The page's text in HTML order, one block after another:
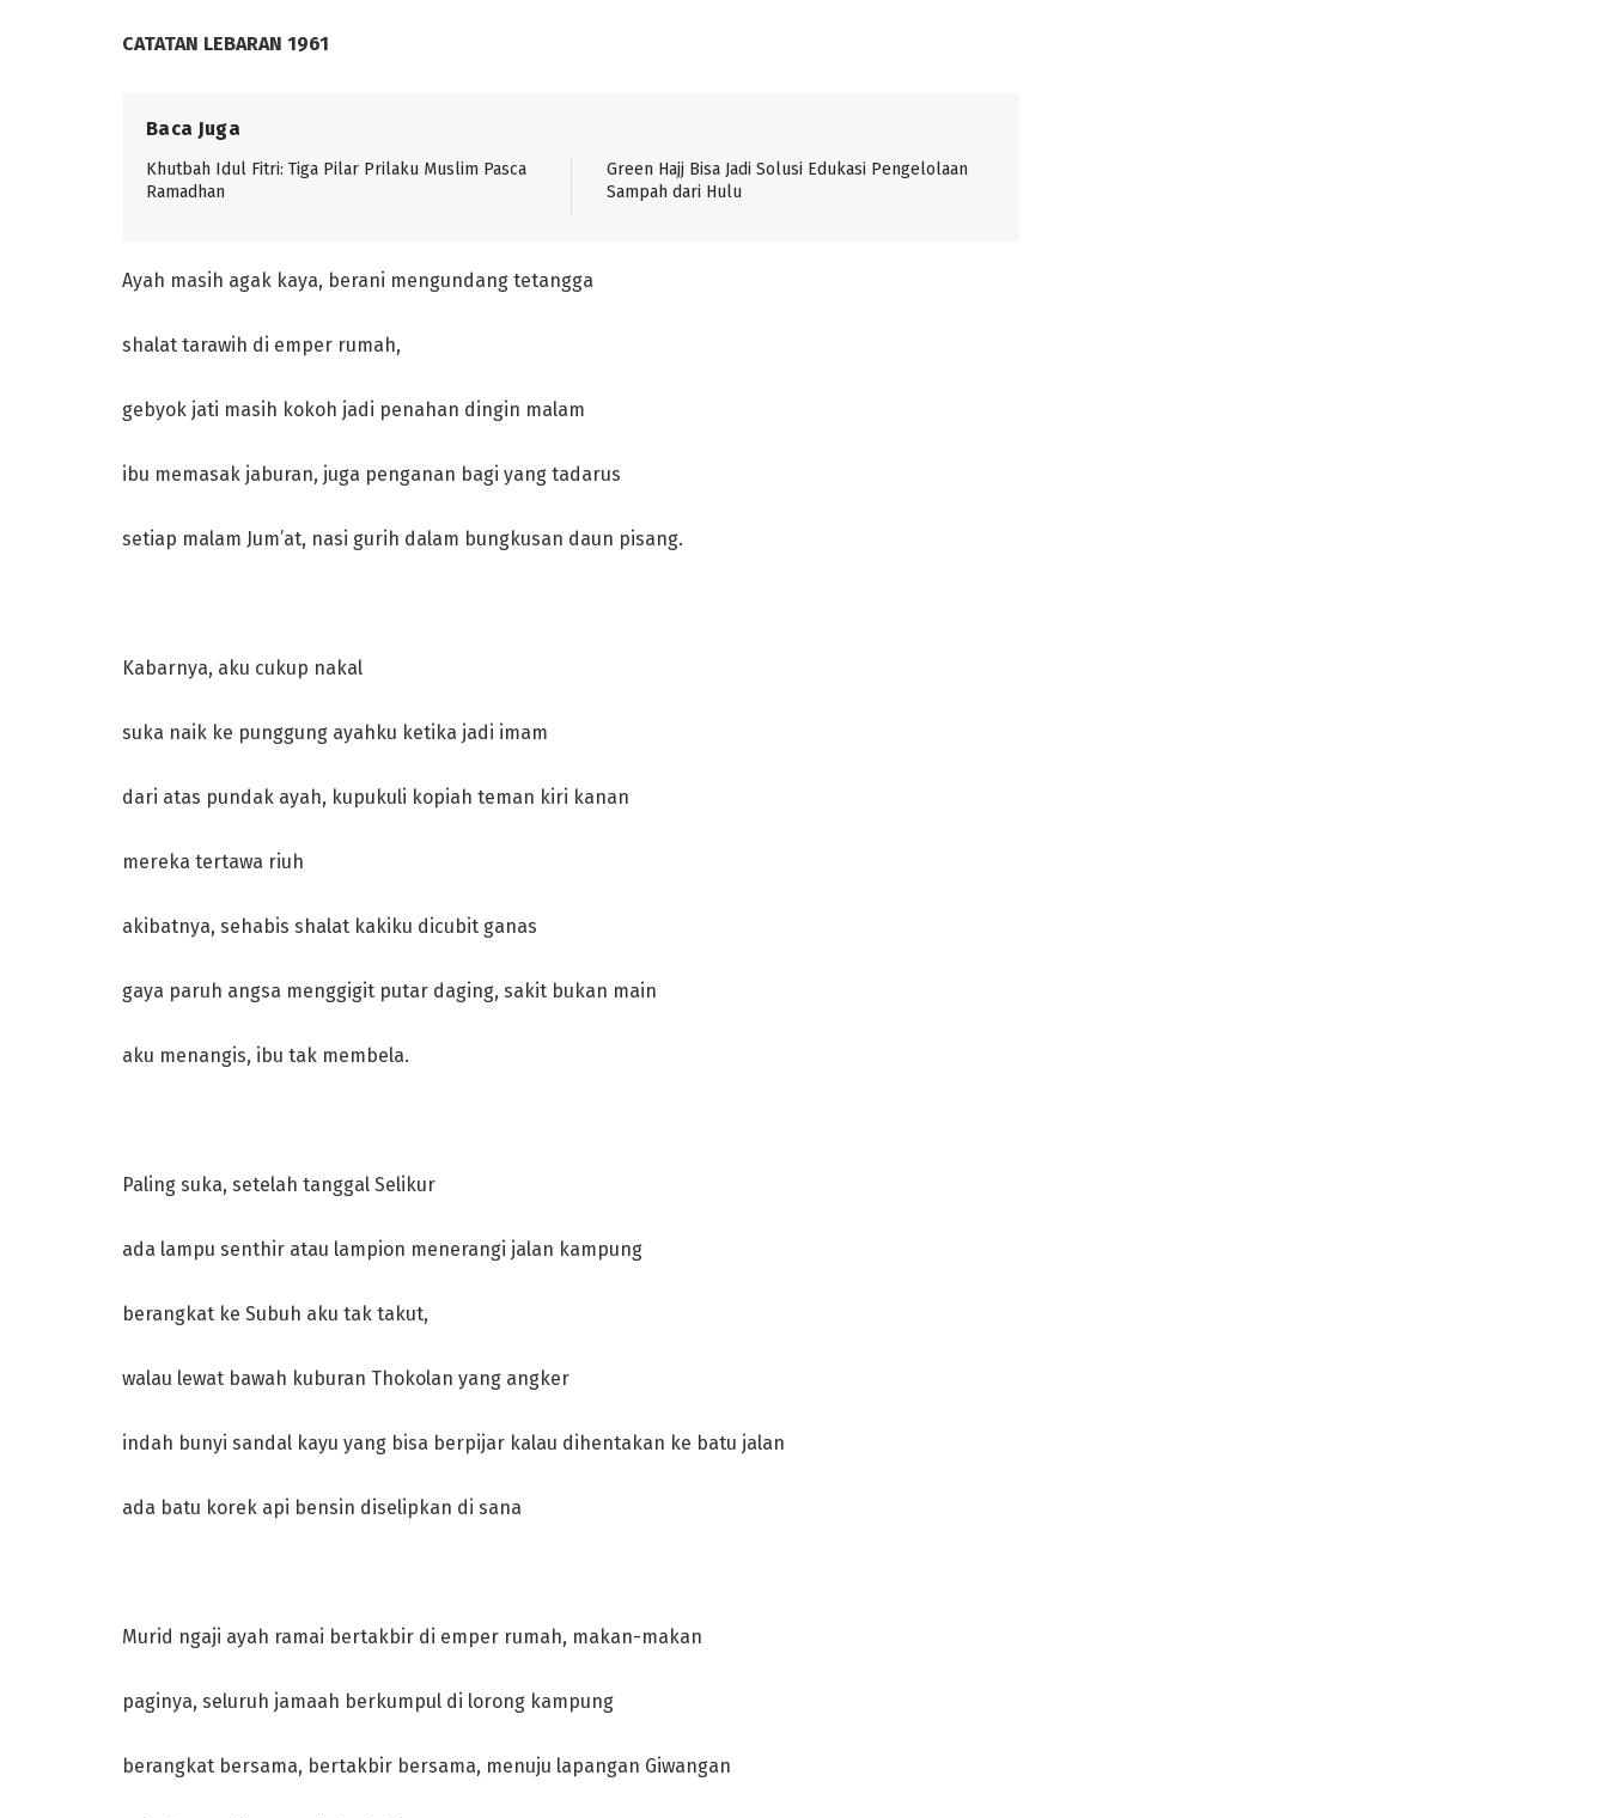
CATATAN LEBARAN 1961
Baca Juga
Khutbah Idul Fitri: Tiga Pilar Prilaku Muslim Pasca
Ramadhan
Green Hajj Bisa Jadi Solusi Edukasi Pengelolaan
Sampah dari Hulu
Ayah masih agak kaya, berani mengundang tetangga
shalat tarawih di emper rumah,
gebyok jati masih kokoh jadi penahan dingin malam
ibu memasak jaburan, juga penganan bagi yang tadarus
setiap malam Jum’at, nasi gurih dalam bungkusan daun pisang.
Kabarnya, aku cukup nakal
suka naik ke punggung ayahku ketika jadi imam
dari atas pundak ayah, kupukuli kopiah teman kiri kanan
mereka tertawa riuh
akibatnya, sehabis shalat kakiku dicubit ganas
gaya paruh angsa menggigit putar daging, sakit bukan main
aku menangis, ibu tak membela.
Paling suka, setelah tanggal Selikur
ada lampu senthir atau lampion menerangi jalan kampung
berangkat ke Subuh aku tak takut,
walau lewat bawah kuburan Thokolan yang angker
indah bunyi sandal kayu yang bisa berpijar kalau dihentakan ke batu jalan
ada batu korek api bensin diselipkan di sana
Murid ngaji ayah ramai bertakbir di emper rumah, makan-makan
paginya, seluruh jamaah berkumpul di lorong kampung
berangkat bersama, bertakbir bersama, menuju lapangan Giwangan